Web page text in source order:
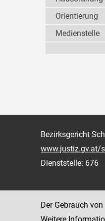
Orientierung
Medienstelle
Bezirksgericht
www.justiz.gv.at/
Dienststelle: 676
Der Gebrauch